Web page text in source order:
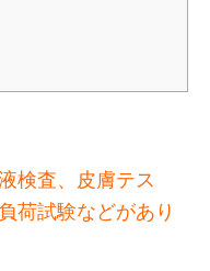
検査、皮膚テス
荷試験などがあり